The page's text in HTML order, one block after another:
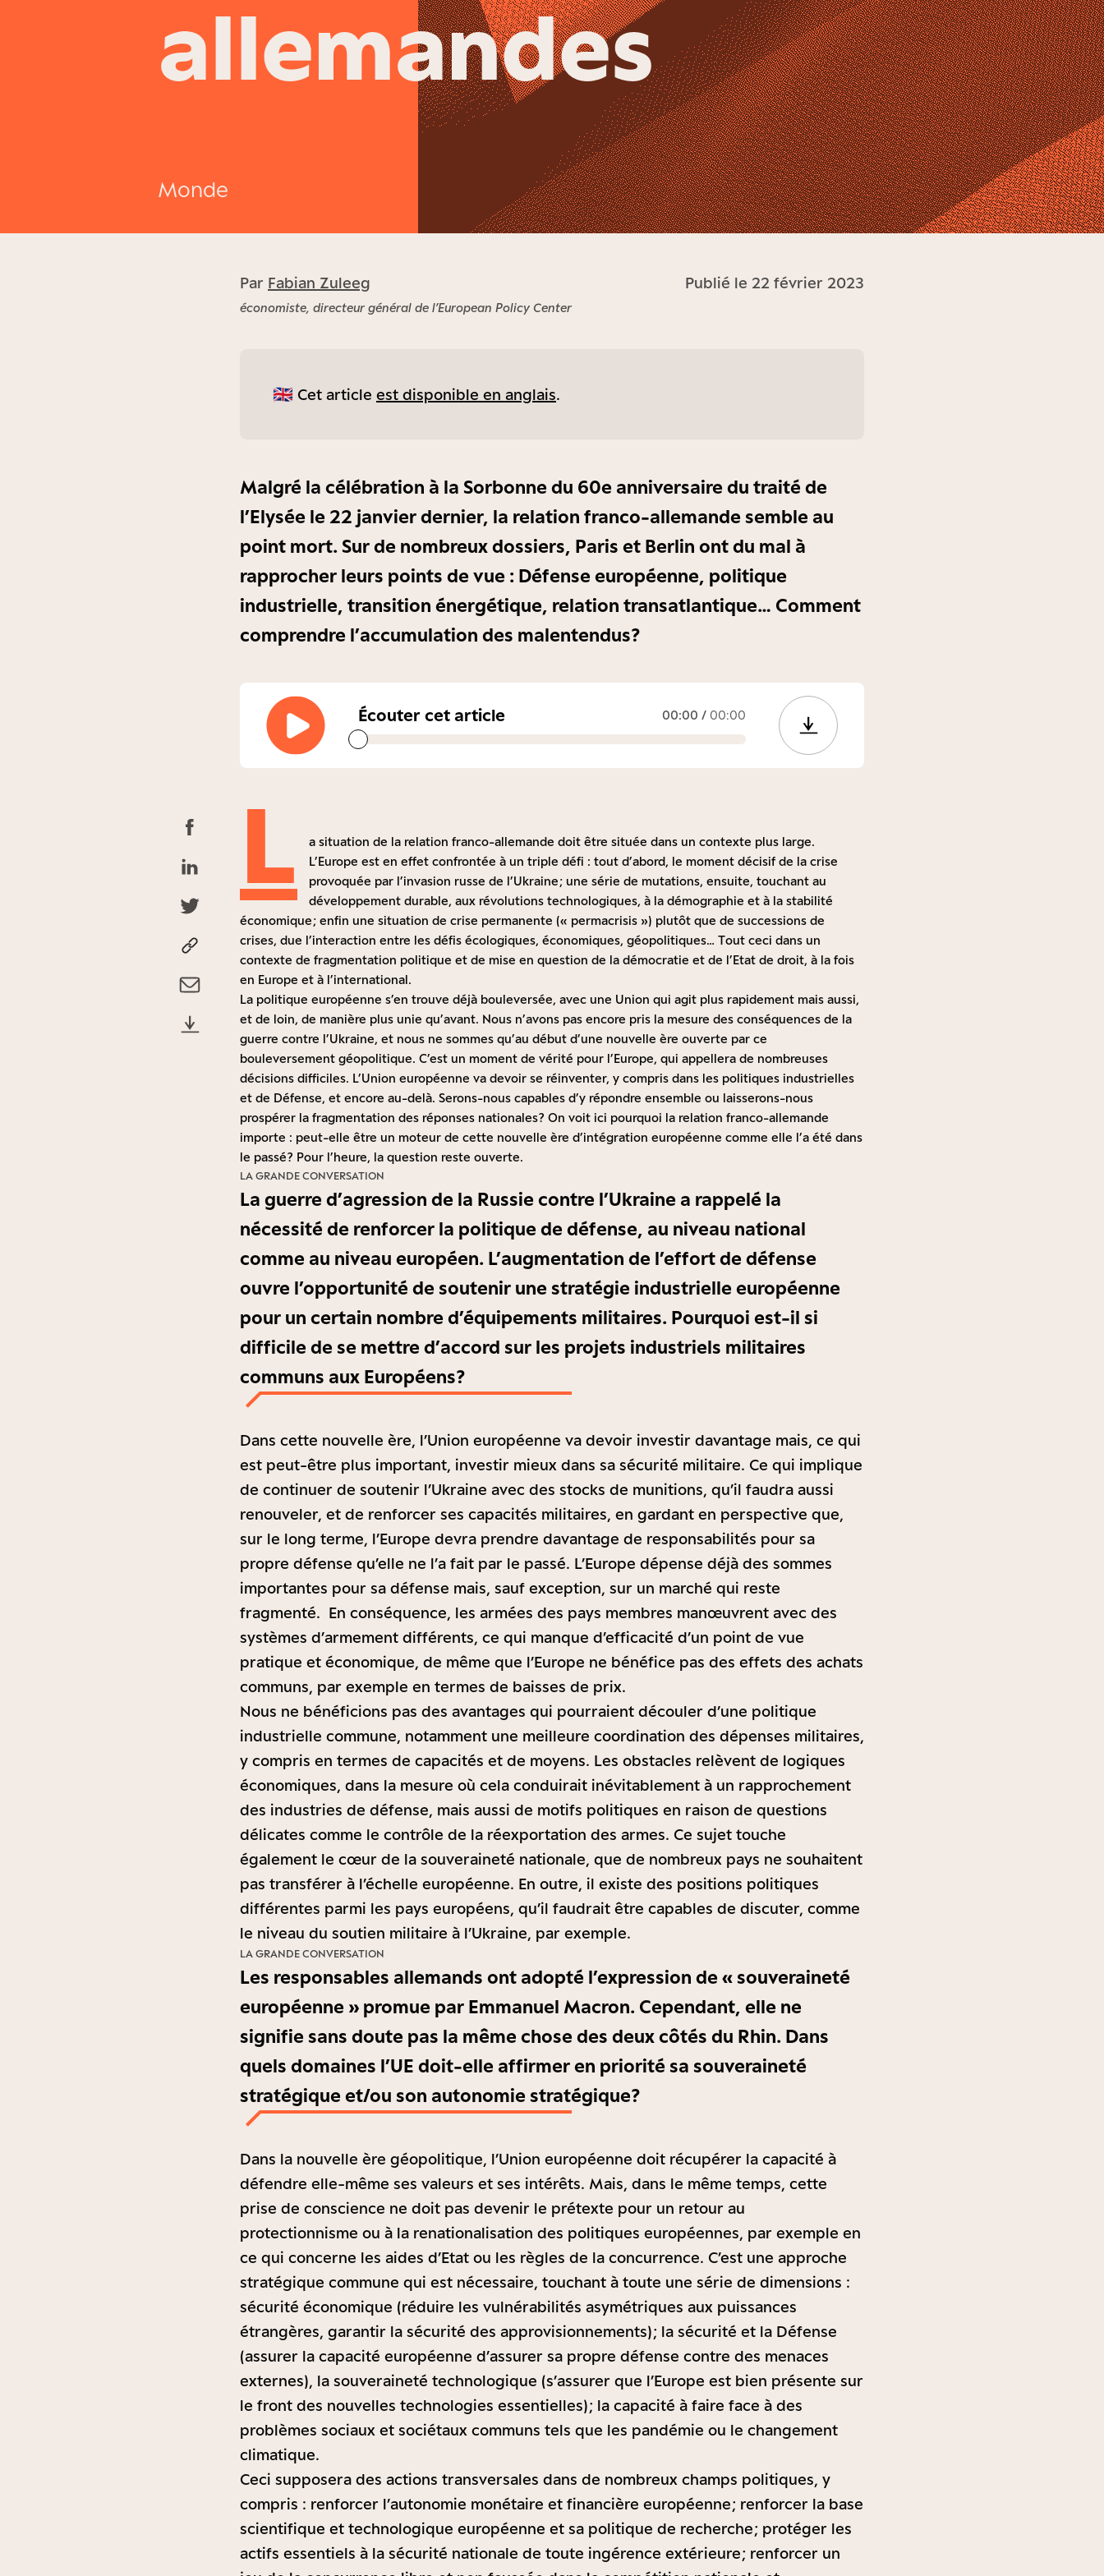
allemandes
Monde
Publié le 22 février 2023
Par Fabian Zuleeg
économiste, directeur général de l’European Policy Center
🇬🇧 Cet article est disponible en anglais.
Malgré la célébration à la Sorbonne du 60e anniversaire du traité de
l’Elysée le 22 janvier dernier, la relation franco-allemande semble au
point mort. Sur de nombreux dossiers, Paris et Berlin ont du mal à
rapprocher leurs points de vue : Défense européenne, politique
industrielle, transition énergétique, relation transatlantique… Comment
comprendre l’accumulation des malentendus ?
Écouter cet article 00:00 / 00:00
L
a situation de la relation franco-allemande doit être située dans un contexte plus large.
L’Europe est en effet confrontée à un triple défi : tout d’abord, le moment décisif de la crise
provoquée par l’invasion russe de l’Ukraine ; une série de mutations, ensuite, touchant au
développement durable, aux révolutions technologiques, à la démographie et à la stabilité
économique ; enfin une situation de crise permanente (« permacrisis ») plutôt que de successions de
crises, due l’interaction entre les défis écologiques, économiques, géopolitiques… Tout ceci dans un
contexte de fragmentation politique et de mise en question de la démocratie et de l’Etat de droit, à la fois
en Europe et à l’international.
La politique européenne s’en trouve déjà bouleversée, avec une Union qui agit plus rapidement mais aussi,
et de loin, de manière plus unie qu’avant. Nous n’avons pas encore pris la mesure des conséquences de la
guerre contre l’Ukraine, et nous ne sommes qu’au début d’une nouvelle ère ouverte par ce
bouleversement géopolitique. C’est un moment de vérité pour l’Europe, qui appellera de nombreuses
décisions difficiles. L’Union européenne va devoir se réinventer, y compris dans les politiques industrielles
et de Défense, et encore au-delà. Serons-nous capables d’y répondre ensemble ou laisserons-nous
prospérer la fragmentation des réponses nationales ? On voit ici pourquoi la relation franco-allemande
importe : peut-elle être un moteur de cette nouvelle ère d’intégration européenne comme elle l’a été dans
le passé ? Pour l’heure, la question reste ouverte.
La guerre d’agression de la Russie contre l’Ukraine a rappelé la
nécessité de renforcer la politique de défense, au niveau national
comme au niveau européen. L’augmentation de l’effort de défense
ouvre l’opportunité de soutenir une stratégie industrielle européenne
pour un certain nombre d’équipements militaires. Pourquoi est-il si
difficile de se mettre d’accord sur les projets industriels militaires
communs aux Européens ?
LA GRANDE CONVERSATION
Dans cette nouvelle ère, l’Union européenne va devoir investir davantage mais, ce qui
est peut-être plus important, investir mieux dans sa sécurité militaire. Ce qui implique
de continuer de soutenir l’Ukraine avec des stocks de munitions, qu’il faudra aussi
renouveler, et de renforcer ses capacités militaires, en gardant en perspective que,
sur le long terme, l’Europe devra prendre davantage de responsabilités pour sa
propre défense qu’elle ne l’a fait par le passé. L’Europe dépense déjà des sommes
importantes pour sa défense mais, sauf exception, sur un marché qui reste
fragmenté. En conséquence, les armées des pays membres manœuvrent avec des
systèmes d’armement différents, ce qui manque d’efficacité d’un point de vue
pratique et économique, de même que l’Europe ne bénéfice pas des effets des achats
communs, par exemple en termes de baisses de prix.
Nous ne bénéficions pas des avantages qui pourraient découler d’une politique
industrielle commune, notamment une meilleure coordination des dépenses militaires,
y compris en termes de capacités et de moyens. Les obstacles relèvent de logiques
économiques, dans la mesure où cela conduirait inévitablement à un rapprochement
des industries de défense, mais aussi de motifs politiques en raison de questions
délicates comme le contrôle de la réexportation des armes. Ce sujet touche
également le cœur de la souveraineté nationale, que de nombreux pays ne souhaitent
pas transférer à l’échelle européenne. En outre, il existe des positions politiques
différentes parmi les pays européens, qu’il faudrait être capables de discuter, comme
le niveau du soutien militaire à l’Ukraine, par exemple.
Les responsables allemands ont adopté l’expression de « souveraineté
européenne » promue par Emmanuel Macron. Cependant, elle ne
signifie sans doute pas la même chose des deux côtés du Rhin. Dans
quels domaines l’UE doit-elle affirmer en priorité sa souveraineté
stratégique et/ou son autonomie stratégique ?
LA GRANDE CONVERSATION
Dans la nouvelle ère géopolitique, l’Union européenne doit récupérer la capacité à
défendre elle-même ses valeurs et ses intérêts. Mais, dans le même temps, cette
prise de conscience ne doit pas devenir le prétexte pour un retour au
protectionnisme ou à la renationalisation des politiques européennes, par exemple en
ce qui concerne les aides d’Etat ou les règles de la concurrence. C’est une approche
stratégique commune qui est nécessaire, touchant à toute une série de dimensions :
sécurité économique (réduire les vulnérabilités asymétriques aux puissances
étrangères, garantir la sécurité des approvisionnements) ; la sécurité et la Défense
(assurer la capacité européenne d’assurer sa propre défense contre des menaces
externes), la souveraineté technologique (s’assurer que l’Europe est bien présente sur
le front des nouvelles technologies essentielles) ; la capacité à faire face à des
problèmes sociaux et sociétaux communs tels que les pandémie ou le changement
climatique.
Ceci supposera des actions transversales dans de nombreux champs politiques, y
compris : renforcer l’autonomie monétaire et financière européenne ; renforcer la base
scientifique et technologique européenne et sa politique de recherche ; protéger les
actifs essentiels à la sécurité nationale de toute ingérence extérieure ; renforcer un